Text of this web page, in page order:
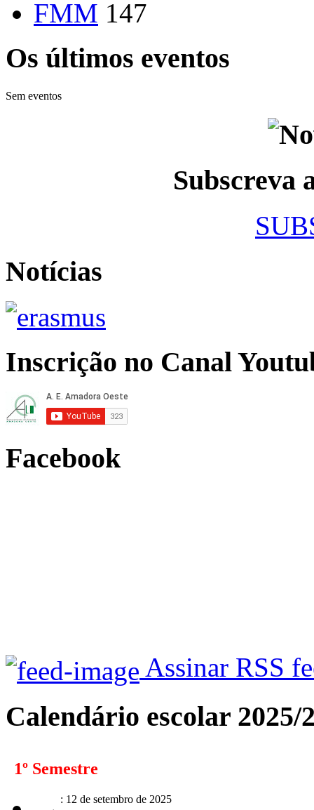
FMM 147
Os últimos eventos
Sem eventos
Subscreva
Notícias
Inscrição no Canal
Facebook
Assinar RSS
Calendário escolar 2025/
1º Semestre